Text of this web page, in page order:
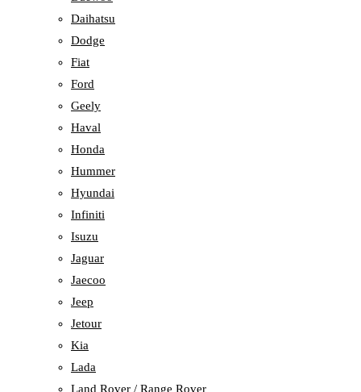
Daihatsu
Dodge
Fiat
Ford
Geely
Haval
Honda
Hummer
Hyundai
Infiniti
Isuzu
Jaguar
Jaecoo
Jeep
Jetour
Kia
Lada
Land Rover / Range Rover